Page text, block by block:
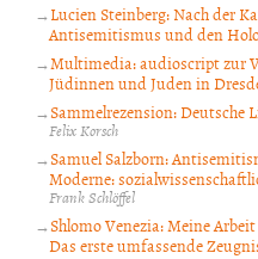
Lucien Steinberg: Nach der
Antisemitismus und den
Multimedia: audioscript zur
Jüdinnen und Juden in
Sammelrezension: Deutsche
Felix Korsch
Samuel Salzborn:
Moderne:
Frank Schlöffel
Shlomo Venezia: Meine
Das erste umfassende